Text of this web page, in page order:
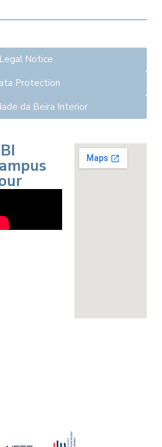
Legal Notice
Protection
da Beira Interior